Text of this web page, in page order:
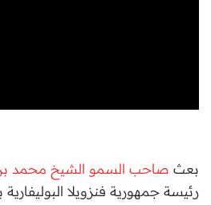
بعث صاحب السمو الشيخ محمد بن
رئيسة جمهورية فنزويلا البوليفارية